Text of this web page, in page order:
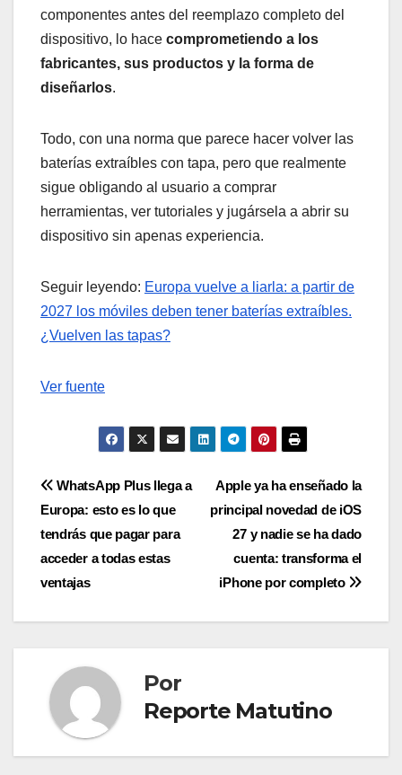
componentes antes del reemplazo completo del
dispositivo, lo hace comprometiendo a los
fabricantes, sus productos y la forma de
diseñarlos.
Todo, con una norma que parece hacer volver las
baterías extraíbles con tapa, pero que realmente
sigue obligando al usuario a comprar
herramientas, ver tutoriales y jugársela a abrir su
dispositivo sin apenas experiencia.
Seguir leyendo: Europa vuelve a liarla: a partir de
2027 los móviles deben tener baterías extraíbles.
¿Vuelven las tapas?
Ver fuente
Navegación
de
entradas
Apple ya ha enseñado la
principal novedad de iOS
27 y nadie se ha dado
cuenta: transforma el
iPhone por completo
WhatsApp Plus llega a
Europa: esto es lo que
tendrás que pagar para
acceder a todas estas
ventajas
Por
Reporte Matutino